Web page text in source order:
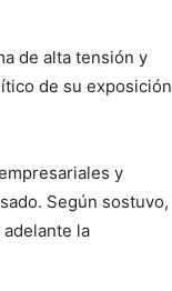
de alta tensión y
de su exposición
y
Según sostuvo,
la